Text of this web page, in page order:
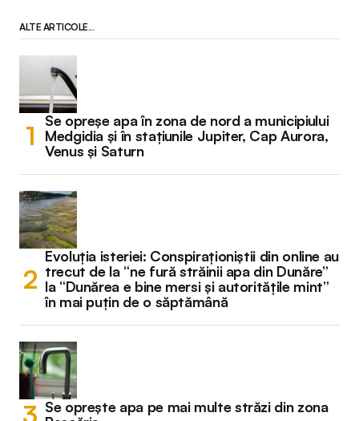
ALTE ARTICOLE...
Se opreșe apa în zona de nord a municipiului
Medgidia și în stațiunile Jupiter, Cap Aurora,
Venus și Saturn
Evoluția isteriei: Conspiraționiștii din online au
trecut de la “ne fură străinii apa din Dunăre”
la “Dunărea e bine mersi și autoritățile mint”
în mai puțin de o săptămână
Se oprește apa pe mai multe străzi din zona